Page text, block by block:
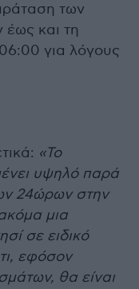
των
έως και τη
για λόγους
«Το
υψηλό παρά
24ώρων στην
μια
σε ειδικό
εφόσον
θα είναι